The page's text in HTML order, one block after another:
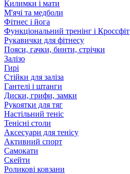
Килимки і мати
М'ячі та медболи
Фітнес і йога
Функціональний тренінг і Кроссфіт
Рукавички для фітнесу
Пояси, гачки, бинти, стрічки
Залізо
Гирі
Стійки для заліза
Гантелі і штанги
Диски, грифи, замки
Рукоятки для тяг
Настільний теніс
Тенісні столи
Аксесуари для тенісу
Активний спорт
Самокати
Скейти
Роликові ковзани